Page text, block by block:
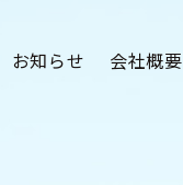
お知らせ 会社概要